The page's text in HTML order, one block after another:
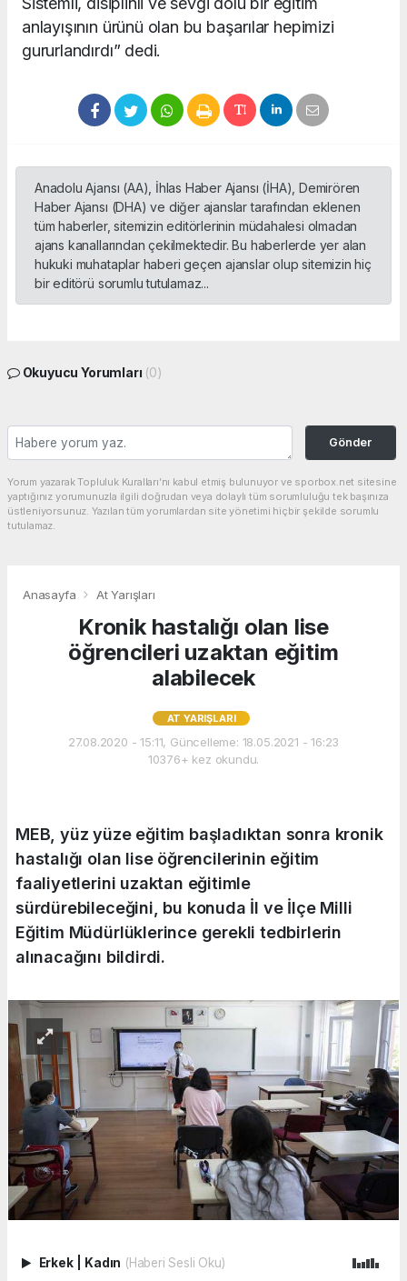
anlayışının ürünü olan bu başarılar hepimizi
gururlandırdı” dedi.
Anadolu Ajansı (AA), İhlas Haber Ajansı (İHA), Demirören
Haber Ajansı (DHA) ve diğer ajanslar tarafından eklenen
tüm haberler, sitemizin editörlerinin müdahalesi olmadan
ajans kanallarından çekilmektedir. Bu haberlerde yer alan
hukuki muhataplar haberi geçen ajanslar olup sitemizin hiç
bir editörü sorumlu tutulamaz...
Okuyucu Yorumları (0)
Gönder
Yorum yazarak Topluluk Kuralları’nı kabul etmiş bulunuyor ve sporbox.net sitesine
yaptığınız yorumunuzla ilgili doğrudan veya dolaylı tüm sorumluluğu tek başınıza
üstleniyorsunuz. Yazılan tüm yorumlardan site yönetimi hiçbir şekilde sorumlu
tutulamaz.
Anasayfa At Yarışları
Kronik hastalığı olan lise
öğrencileri uzaktan eğitim
alabilecek
AT YARIŞLARI
27.08.2020 - 15:11, Güncelleme: 18.05.2021 - 16:23
10376+ kez okundu.
MEB, yüz yüze eğitim başladıktan sonra kronik
hastalığı olan lise öğrencilerinin eğitim
faaliyetlerini uzaktan eğitimle
sürdürebileceğini, bu konuda İl ve İlçe Milli
Eğitim Müdürlüklerince gerekli tedbirlerin
alınacağını bildirdi.
Erkek Kadın (Haberi Sesli Oku)